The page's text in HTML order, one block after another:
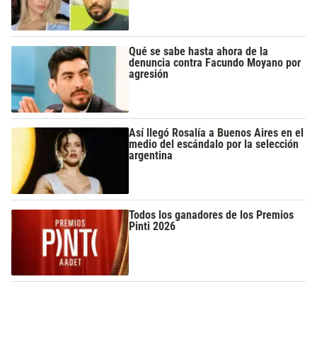
Qué se sabe hasta ahora de la
denuncia contra Facundo Moyano por
agresión
Así llegó Rosalía a Buenos Aires en el
medio del escándalo por la selección
argentina
Todos los ganadores de los Premios
Pinti 2026